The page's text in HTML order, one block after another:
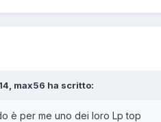
max56 ha scritto:
è per me uno dei loro Lp top